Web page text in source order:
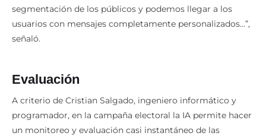
segmentación de los públicos y podemos llegar a los
usuarios con mensajes completamente personalizados…”,
señaló.
Evaluación
A criterio de Cristian Salgado, ingeniero informático y
programador, en la campaña electoral la IA permite hacer
un monitoreo y evaluación casi instantáneo de las